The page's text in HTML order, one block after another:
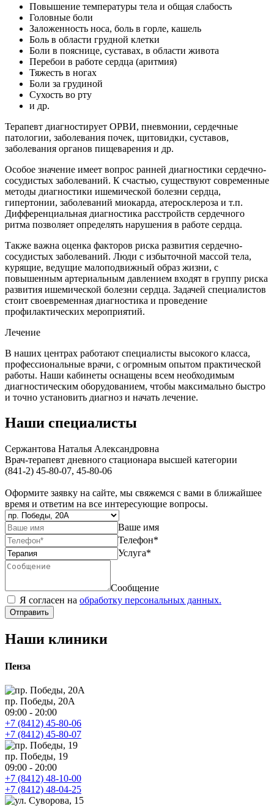
Повышение температуры тела и общая слабость
Головные боли
Заложенность носа, боль в горле, кашель
Боль в области грудной клетки
Боли в пояснице, суставах, в области живота
Перебои в работе сердца (аритмия)
Тяжесть в ногах
Боли за грудиной
Сухость во рту
и др.
Терапевт диагностирует ОРВИ, пневмонии, сердечные
патологии, заболевания почек, щитовидки, суставов,
заболевания органов пищеварения и др.
Особое значение имеет вопрос ранней диагностики сердечно-
сосудистых заболеваний. К счастью, существуют современные
методы диагностики ишемической болезни сердца,
гипертонии, заболеваний миокарда, атеросклероза и т.п.
Дифференциальная диагностика расстройств сердечного
ритма позволяет определять нарушения в работе сердца.
Также важна оценка факторов риска развития сердечно-
сосудистых заболеваний. Люди с избыточной массой тела,
курящие, ведущие малоподвижный образ жизни, с
повышенным артериальным давлением входят в группу риска
развития ишемической болезни сердца. Задачей специалистов
стоит своевременная диагностика и проведение
профилактических мероприятий.
Лечение
В наших центрах работают специалисты высокого класса,
профессиональные врачи, с огромным опытом практической
работы. Наши кабинеты оснащены всем необходимым
диагностическим оборудованием, чтобы максимально быстро
и точно установить диагноз и начать лечение.
Наши специалисты
Сержантова Наталья Александровна
Врач-терапевт дневного стационара высшей категории
(841-2) 45-80-07, 45-80-06
Оформите заявку на сайте, мы свяжемся с вами в ближайшее
время и ответим на все интересующие вопросы.
Ваше имя
Телефон*
Услуга*
Сообщение
Я согласен на обработку персональных данных.
Отправить
Наши клиники
Пенза
пр. Победы, 20А
09:00 - 20:00
+7 (8412) 45-80-06
+7 (8412) 45-80-07
пр. Победы, 19
09:00 - 20:00
+7 (8412) 48-10-00
+7 (8412) 48-04-25